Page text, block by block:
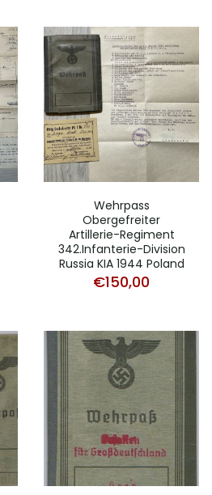
Wehrpass
Obergefreiter
Artillerie-Regiment
342.Infanterie-Division
Russia KIA 1944 Poland
€150,00